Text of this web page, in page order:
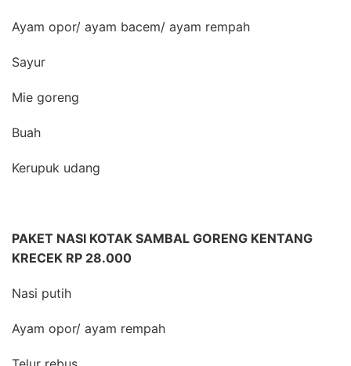
Ayam opor/ ayam bacem/ ayam rempah
Sayur
Mie goreng
Buah
Kerupuk udang
PAKET NASI KOTAK SAMBAL GORENG KENTANG
KRECEK RP 28.000
Nasi putih
Ayam opor/ ayam rempah